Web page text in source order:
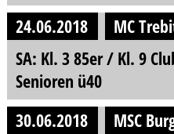
24.06.2018
MC
SA: Kl. 3 85er / Kl. 9
Senioren ü40
30.06.2018